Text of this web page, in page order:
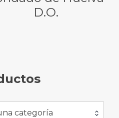
D.O.
categoría